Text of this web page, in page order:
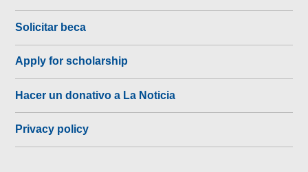
Solicitar beca
Apply for scholarship
Hacer un donativo a La Noticia
Privacy policy